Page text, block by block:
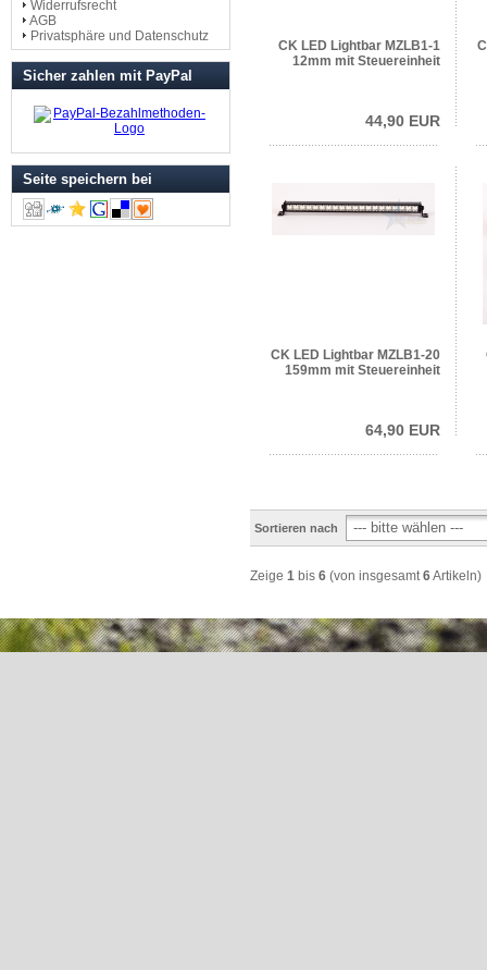
CK LED Lightbar MZLB1-1
12mm mit Steuereinheit
44,90 EUR
CK LED Lightbar MZLB1-20
159mm mit Steuereinheit
64,90 EUR
Sortieren nach
Zeige 1 bis 6 (von insgesamt 6Artikeln)
Widerrufsrecht
AGB
Privatsphäre und Datenschutz
Sicher zahlen mit PayPal
Seite speichern bei